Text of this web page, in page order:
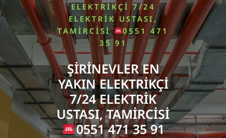
ELEKTRIKÇI 7/24
ELEKTRIK USTASI,
TAMIRCISI
0551 471
35 91
ŞIRINEVLER EN
YAKIN ELEKTRIKÇI
7/24 ELEKTRIK
USTASI, TAMIRCISI
0551 471 35 91